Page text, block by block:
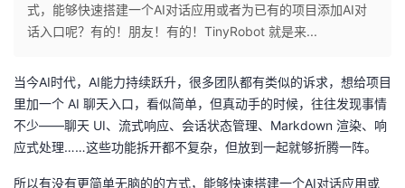
主
页
的
开
发
式，能够快速搭建一个AI对话应用或者为已有的项目添加AI对
话入口呢？有的！朋友！有的！TinyRobot 就是来...
当今AI时代，AI能力持续跃升，很多团队都有类似的诉求，想给项目
里加一个 AI 聊天入口，看似简单，但真动手的时候，往往发现事情
不少——聊天 UI、流式响应、会话状态管理、Markdown 渲染、响
应式处理……这些功能拆开都不复杂，但放到一起就够折腾一阵。
所以有没有更简单无脑的的方式，能够快速搭建一个AI对话应用或